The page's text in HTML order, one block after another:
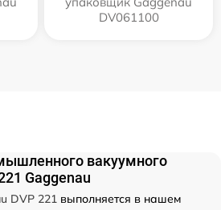
DV061100
вакуумного
Gaggenau
DVP 221 выполняется в нашем